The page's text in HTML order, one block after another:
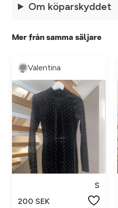
Om köparskyddet
Mer från samma säljare
Valentina
S
200 SEK